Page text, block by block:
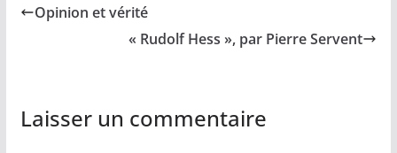
Opinion et vérité
« Rudolf Hess », par Pierre Servent
Laisser un commentaire